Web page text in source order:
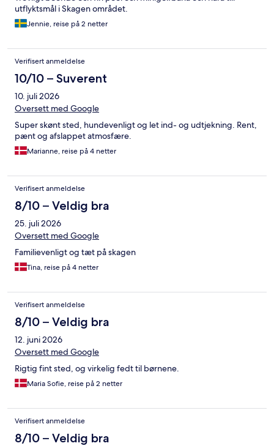
utflyktsmål i Skagen området.
Jennie, reise på 2 netter
Verifisert anmeldelse
10/10 – Suverent
10. juli 2026
Oversett med Google
Super skønt sted, hundevenligt og let ind- og udtjekning. Rent,
pænt og afslappet atmosfære.
Marianne, reise på 4 netter
Verifisert anmeldelse
8/10 – Veldig bra
25. juli 2026
Oversett med Google
Familievenligt og tæt på skagen
Tina, reise på 4 netter
Verifisert anmeldelse
8/10 – Veldig bra
12. juni 2026
Oversett med Google
Rigtig fint sted, og virkelig fedt til børnene.
Maria Sofie, reise på 2 netter
Verifisert anmeldelse
8/10 – Veldig bra